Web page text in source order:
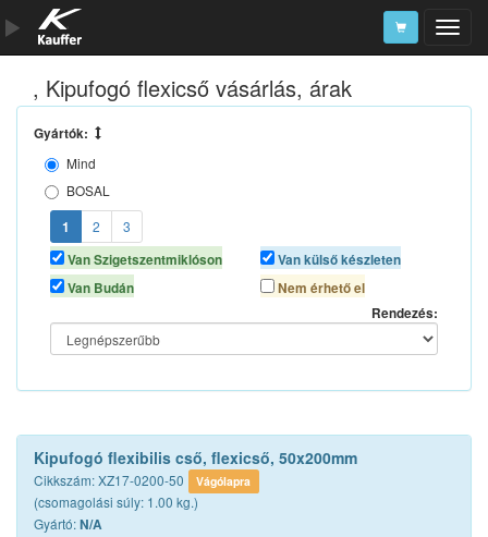
Szerszámkatalógus
Kosár
Alkatrészek
, Kipufogó flexicső vásárlás, árak
Gyártók:
Mind
BOSAL
N/A
1 2
3
Van Szigetszentmiklóson
Van Budán
Van külső készleten
Nem érhető el
Rendezés:
Kipufogó flexibilis cső, flexicső, 50x200mm
Cikkszám: XZ17-0200-50 Vágólapra
(csomagolási súly: 1.00 kg.)
Gyártó:N/A